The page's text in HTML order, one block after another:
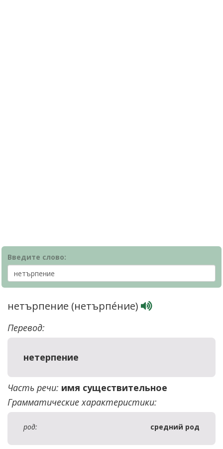
Введите слово:
нетърпение (нетърпе́ние)
Перевод:
нетерпение
Часть речи: имя существительное
Грамматические характеристики:
род: средний род